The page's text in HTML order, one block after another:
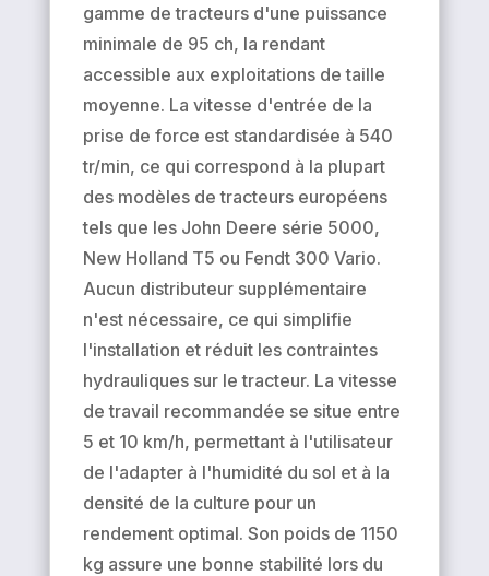
gamme de tracteurs d'une puissance
minimale de 95 ch, la rendant
accessible aux exploitations de taille
moyenne. La vitesse d'entrée de la
prise de force est standardisée à 540
tr/min, ce qui correspond à la plupart
des modèles de tracteurs européens
tels que les John Deere série 5000,
New Holland T5 ou Fendt 300 Vario.
Aucun distributeur supplémentaire
n'est nécessaire, ce qui simplifie
l'installation et réduit les contraintes
hydrauliques sur le tracteur. La vitesse
de travail recommandée se situe entre
5 et 10 km/h, permettant à l'utilisateur
de l'adapter à l'humidité du sol et à la
densité de la culture pour un
rendement optimal. Son poids de 1150
kg assure une bonne stabilité lors du